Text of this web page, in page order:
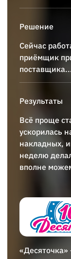
Решение
Сейчас
приёмщик
поставщика
Результаты
Всё проще
ускорилась
накладных,
неделю
вполне
«Десяточка»